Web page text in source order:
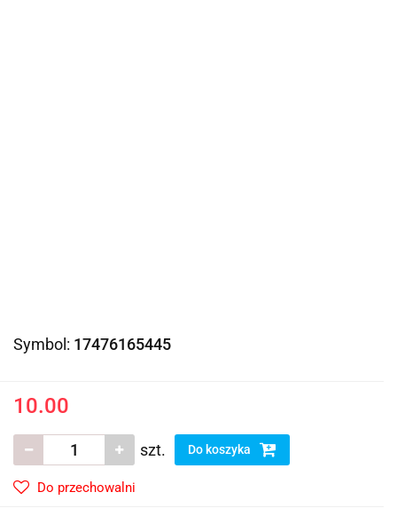
Symbol: 17476165445
10.00
szt. Do koszyka
Do przechowalni